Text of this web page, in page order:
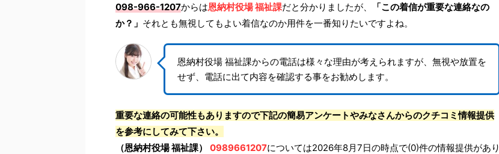
098-966-1207からは恩納村役場 福祉課だと分かりましたが、
「この着信が重要な連絡なの
か？」 それとも無視してもよい着信なのか用件を一番知りたいですよね。
恩納村役場 福祉課からの電話は様々な理由が考えられますが、無視や放置を
せず、電話に出て内容を確認する事をお勧めします。
重要な連絡の可能性もありますので下記の簡易アンケートやみなさんからのクチコミ情報提供
を参考にしてみて下さい。
（恩納村役場 福祉課）
0989661207については2026年8月7日の時点で(0)件の情報提供があり